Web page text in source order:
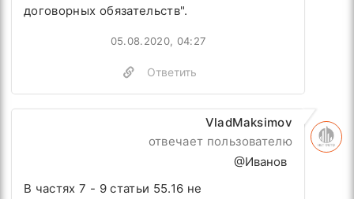
договорных обязательств".
Ответить
05.08.2020, 04:27
VladMaksimov
отвечает пользователю
@Иванов
В частях 7 - 9 статьи 55.16 не